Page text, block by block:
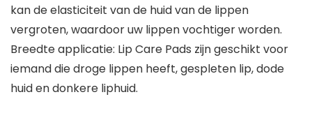
kan de elasticiteit van de huid van de lippen
vergroten, waardoor uw lippen vochtiger worden.
Breedte applicatie: Lip Care Pads zijn geschikt voor
iemand die droge lippen heeft, gespleten lip, dode
huid en donkere liphuid.